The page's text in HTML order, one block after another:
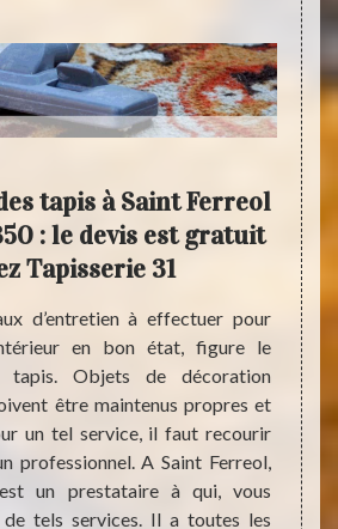
tapis à Saint Ferreol
: le devis est gratuit
Tapisserie 31
d’entretien à effectuer pour
en bon état, figure le
tapis. Objets de décoration
être maintenus propres et
un tel service, il faut recourir
professionnel. A Saint Ferreol,
un prestataire à qui, vous
tels services. Il a toutes les
et
Les
des
sont